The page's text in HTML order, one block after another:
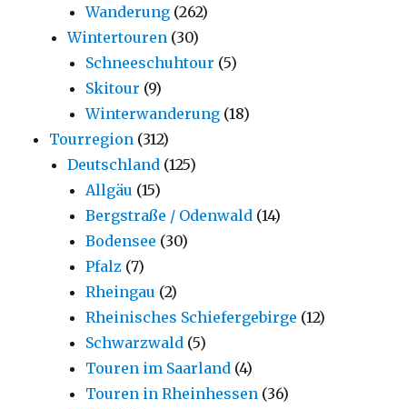
Wanderung (262)
Wintertouren (30)
Schneeschuhtour (5)
Skitour (9)
Winterwanderung (18)
Tourregion (312)
Deutschland (125)
Allgäu (15)
Bergstraße / Odenwald (14)
Bodensee (30)
Pfalz (7)
Rheingau (2)
Rheinisches Schiefergebirge (12)
Schwarzwald (5)
Touren im Saarland (4)
Touren in Rheinhessen (36)